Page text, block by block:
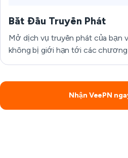
Bắt Đầu Truyền Phát
Mở dịch vụ truyền phát của bạn
không bị giới hạn tới các
Nhận VeePN